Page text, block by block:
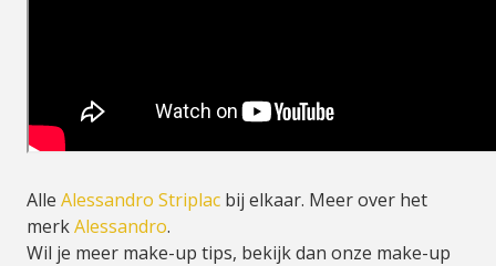
Alle Alessandro Striplac bij elkaar. Meer over het
merkAlessandro.
Wil je meer make-up tips, bekijk dan onze make-up